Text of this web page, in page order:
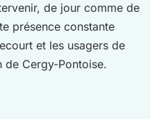
de jour comme de
présence constante
et les usagers de
de Cergy-Pontoise.